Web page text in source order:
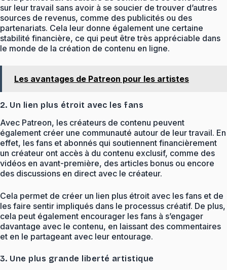
sur leur travail sans avoir à se soucier de trouver d’autres
sources de revenus, comme des publicités ou des
partenariats. Cela leur donne également une certaine
stabilité financière, ce qui peut être très appréciable dans
le monde de la création de contenu en ligne.
Les avantages de Patreon pour les artistes
2. Un lien plus étroit avec les fans
Avec Patreon, les créateurs de contenu peuvent
également créer une communauté autour de leur travail. En
effet, les fans et abonnés qui soutiennent financièrement
un créateur ont accès à du contenu exclusif, comme des
vidéos en avant-première, des articles bonus ou encore
des discussions en direct avec le créateur.
Cela permet de créer un lien plus étroit avec les fans et de
les faire sentir impliqués dans le processus créatif. De plus,
cela peut également encourager les fans à s’engager
davantage avec le contenu, en laissant des commentaires
et en le partageant avec leur entourage.
3. Une plus grande liberté artistique